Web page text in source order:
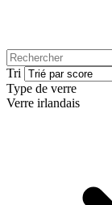
Tri
Type de verre
Verre irlandais